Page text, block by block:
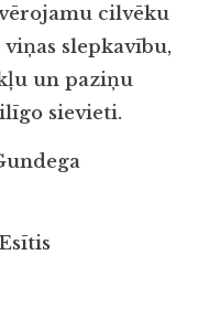
cilvēku
slepkavību,
un paziņu
sievieti.